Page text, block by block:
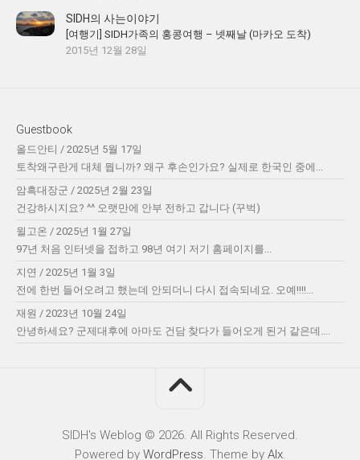
SIDH의 사는이야기
[여행기] SIDH가족의 홍콩여행 – 넷째날 (마카오 도착)
2015년 12월 28일
Guestbook
올드안티 / 2025년 5월 17일
토착왜구란게 대체 뭡니까? 왜구 후손인가요? 실제로 한국인 중에...
암흑대장군 / 2025년 2월 23일
건강하시지요? ^^ 오랫만에 안부 전하고 갑니다 (꾸벅)
윌고온 / 2025년 1월 27일
97년 처음 인터넷을 접하고 98년 여기 저기 홈페이지를...
지연 / 2025년 1월 3일
전에 한번 들어오려고 했는데 안되더니 다시 접속되네요. 오예!!!!...
재원 / 2023년 10월 24일
안녕하세요? 군제대후에 아마도 건담 찾다가 들어오게 된거 같은데....
SIDH′s Weblog © 2026. All Rights Reserved.
Powered by WordPress. Theme by Alx.